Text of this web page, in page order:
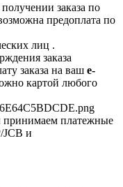
заказа по
предоплата по
лиц .
заказа
заказа на ваш e-
картой любого
принимаем платежные
и